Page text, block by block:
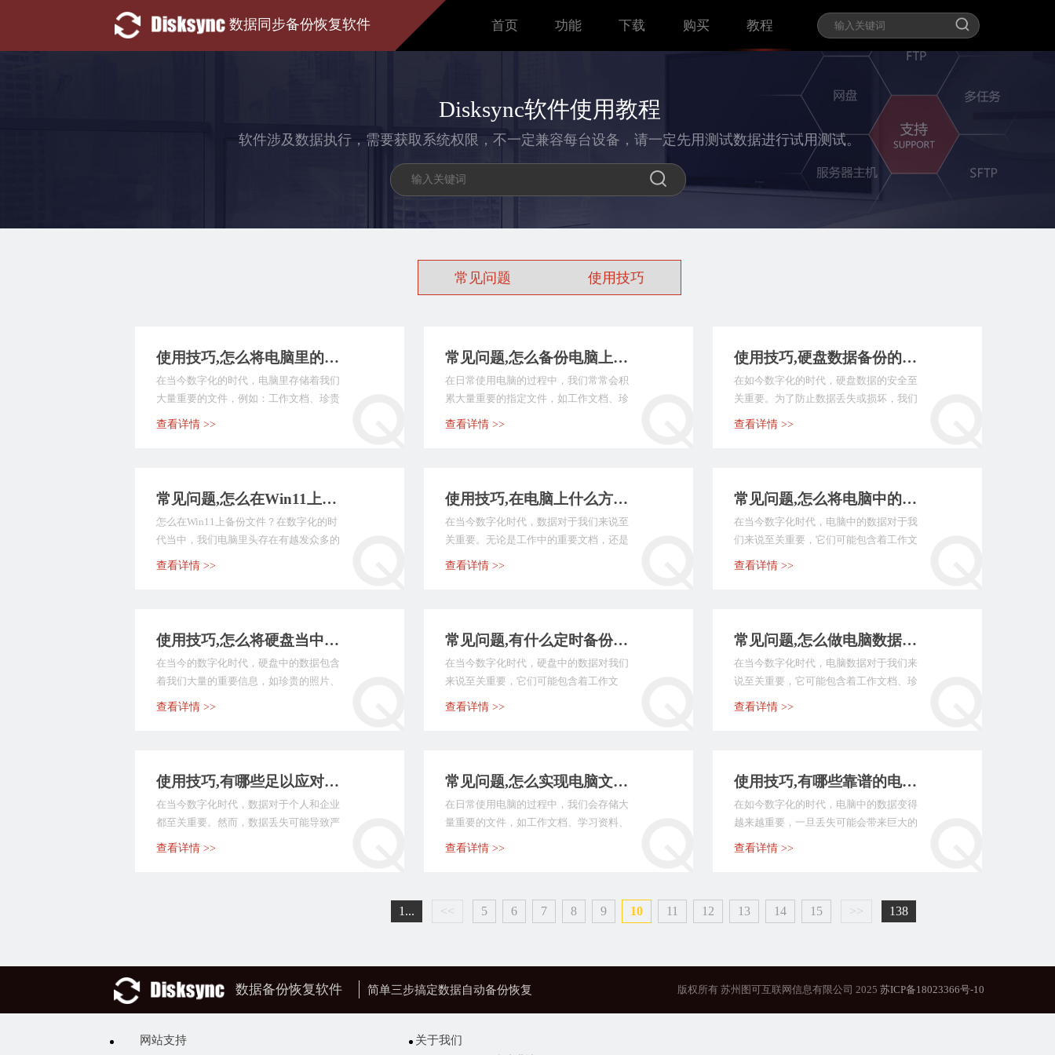
数据同步备份恢复软件 首页 功能 下载 购买 教程
Disksync软件使用教程
软件涉及数据执行，需要获取系统权限，不一定兼容每台设备，请一定先用测试数据进行试用测试。
常见问题 使用技巧
使用技巧,怎么将电脑里的文件进行备份？介绍八个支持灵活尝试的方法
在当今数字化的时代，电脑里存储着我们
大量重要的文件，例如：工作文档、珍贵
照片、学习资料等。...
查看详情 >>
常见问题,怎么备份电脑上的指定文件？推荐七个实测方便的执行方法
在日常使用电脑的过程中，我们常常会积
累大量重要的指定文件，如工作文档、珍
贵照片、学习资料等...
查看详情 >>
使用技巧,硬盘数据备份的方式有哪些？推荐七个值得手动尝试的方法
在如今数字化的时代，硬盘数据的安全至
关重要。为了防止数据丢失或损坏，我们
需要采取有效的备份...
查看详情 >>
常见问题,怎么在Win11上备份文件？分享七个快捷且方便的方法
怎么在Win11上备份文件？在数字化的时
代当中，我们电脑里头存在有越发众多的
重要文件，涵盖...
查看详情 >>
使用技巧,在电脑上什么方法备份数据效果好？介绍八个新手用户必看的方法
在当今数字化时代，数据对于我们来说至
关重要。无论是工作中的重要文档，还是
生活里珍贵的照片、...
查看详情 >>
常见问题,怎么将电脑中的数据备份？分享八个建议手动尝试的方法
在当今数字化时代，电脑中的数据对于我
们来说至关重要，它们可能包含着工作文
档、珍贵照片、重要...
查看详情 >>
使用技巧,怎么将硬盘当中的数据备份？分享六个建议手动尝试的方法
在当今的数字化时代，硬盘中的数据包含
着我们大量的重要信息，如珍贵的照片、
重要的工作文档、学...
查看详情 >>
常见问题,有什么定时备份硬盘文件的方法？介绍七个简单且快捷的方法
在当今数字化时代，硬盘中的数据对我们
来说至关重要，它们可能包含着工作文
档、珍贵照片、重要等...
查看详情 >>
常见问题,怎么做电脑数据备份？介绍八个快捷实用的执行方法
在当今数字化时代，电脑数据对于我们来
说至关重要，它可能包含着工作文档、珍
贵照片、重要以及各...
查看详情 >>
使用技巧,有哪些足以应对数据备份的方法？介绍七个快捷且好用的方法
在当今数字化时代，数据对于个人和企业
都至关重要。然而，数据丢失可能导致严
重后果，因此掌握一...
查看详情 >>
常见问题,怎么实现电脑文件自动备份？分享七个实测效果好的方法
在日常使用电脑的过程中，我们会存储大
量重要的文件，如工作文档、学习资料、
珍贵的照片和等。电...
查看详情 >>
使用技巧,有哪些靠谱的电脑数据备份方法？推荐七个快捷实用的方法
在如今数字化的时代，电脑中的数据变得
越来越重要，一旦丢失可能会带来巨大的
损失。因此，在平时...
查看详情 >>
1... << 5 6 7 8 9 10 11 12 13 14 15 >> 138
数据备份恢复软件 简单三步搞定数据自动备份恢复 版权所有 苏州图可互联网信息有限公司 2025 苏ICP备18023366号-10
网站支持 关于我们